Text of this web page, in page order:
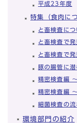
平成23年度
特集（食肉に
と畜検査につ
と畜検査で
と畜検査で
豚の腸管に潜
精密検査編
精密検査編
細菌検査の
環境部門の紹介